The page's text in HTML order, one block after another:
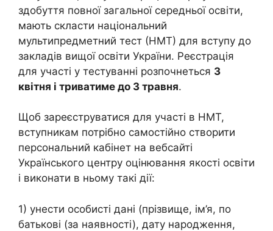
здобуття повної загальної середньої освіти,
мають скласти національний
мультипредметний тест (НМТ) для вступу до
закладів вищої освіти України. Реєстрація
для участі у тестуванні розпочнеться 3
квітня і триватиме до 3 травня.
Щоб зареєструватися для участі в НМТ,
вступникам потрібно самостійно створити
персональний кабінет на вебсайті
Українського центру оцінювання якості освіти
і виконати в ньому такі дії:
1) унести особисті дані (прізвище, ім’я, по
батькові (за наявності), дату народження,